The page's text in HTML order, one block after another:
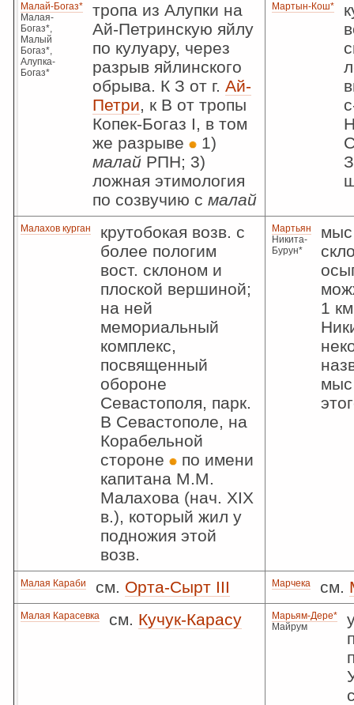
Малай-Богаз*
Малая-
Богаз*,
Малый
Богаз*,
Алупка-
Богаз*
тропа из Алупки на
Ай-Петринскую яйлу
по кулуару, через
разрыв яйлинского
обрыва. К З от г. Ай-
Петри, к В от тропы
Копек-Богаз I, в том
же разрыве
1)
малай РПН; 3)
ложная этимология
по созвучию с малай
Мартын-Кош*
Малахов курган
крутобокая возв. с
более пологим
вост. склоном и
плоской вершиной;
на ней
мемориальный
комплекс,
посвященный
обороне
Севастополя, парк.
В Севастополе, на
Корабельной
стороне
по имени
капитана М.М.
Малахова (нач. XIX
в.), который жил у
подножия этой
возв.
Мартьян
Никита-
Бурун*
мыс
1
мыс
Малая Караби см. Орта-Сырт III Марчека см.
Малая Карасевка см. Кучук-Карасу
Марьям-Дере*
Майрум